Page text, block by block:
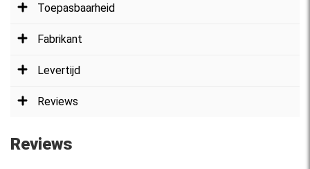
Toepasbaarheid
Fabrikant
Levertijd
Reviews
Reviews